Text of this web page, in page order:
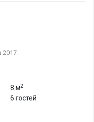
2017
8 м2
6 гостей